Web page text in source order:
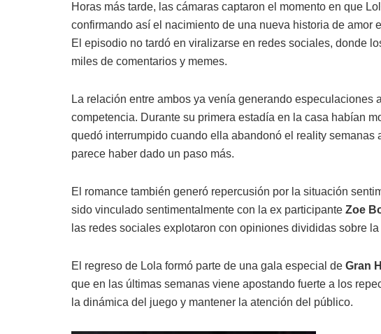
Horas más tarde, las cámaras captaron el momento en que
confirmando así el nacimiento de una nueva historia de amor
El episodio no tardó en viralizarse en redes sociales, donde
miles de comentarios y memes.
La relación entre ambos ya venía generando especulaciones
competencia. Durante su primera estadía en la casa habían
quedó interrumpido cuando ella abandonó el reality semanas
parece haber dado un paso más.
El romance también generó repercusión por la situación
sido vinculado sentimentalmente con la ex participante Zoe
las redes sociales explotaron con opiniones divididas sobre
El regreso de Lola formó parte de una gala especial de Gran
que en las últimas semanas viene apostando fuerte a los
la dinámica del juego y mantener la atención del público.